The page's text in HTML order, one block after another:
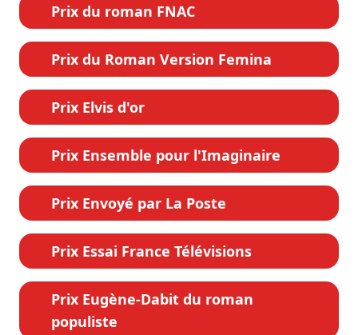
Prix du roman FNAC
Prix du Roman Version Femina
Prix Elvis d'or
Prix Ensemble pour l'Imaginaire
Prix Envoyé par La Poste
Prix Essai France Télévisions
Prix Eugène-Dabit du roman
populiste